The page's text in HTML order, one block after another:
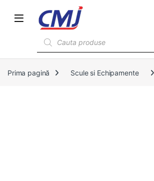
Prima pagină Scule si Echipamente